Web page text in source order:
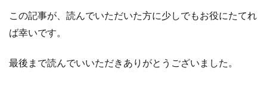
この記事が、読んでいただいた方に少しでもお役にたてれ
ば幸いです。
最後まで読んでいいただきありがとうございました。